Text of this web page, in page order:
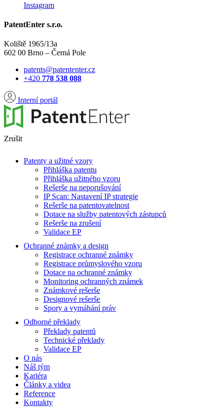
Instagram
PatentEnter s.r.o.
Koliště 1965/13a
602 00 Brno – Černá Pole
patents@patententer.cz
+420 778 538 088
Interní portál
Zrušit
Patenty a užitné vzory
Přihláška patentu
Přihláška užitného vzoru
Rešerše na neporušování
IP Scan: Nastavení IP strategie
Rešerše na patentovatelnost
Dotace na služby patentových zástupců
Rešerše na zrušení
Validace EP
Ochranné známky a design
Registrace ochranné známky
Registrace průmyslového vzoru
Dotace na ochranné známky
Monitoring ochranných známek
Známkové rešerše
Designové rešerše
Spory a vymáhání práv
Odborné překlady
Překlady patentů
Technické překlady
Validace EP
O nás
Náš tým
Kariéra
Články a videa
Reference
Kontakty